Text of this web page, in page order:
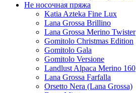
Не носочная пряжа
Katia Azteka Fine Lux
Lana Grossa Brillino
Lana Grossa Merino Twister
Gomitolo Christmas Edition
Gomitolo Gala
Gomitolo Versione
Landlust Alpaca Merino 160
Lana Grossa Farfalla
Orsetto Nera (Lana Grossa)